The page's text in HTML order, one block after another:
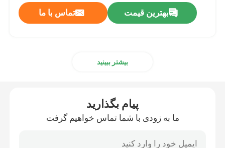
بهترین قیمت تماس با ما
بیشتر ببینید
پیام بگذارید
ما به زودی با شما تماس خواهیم گرفت